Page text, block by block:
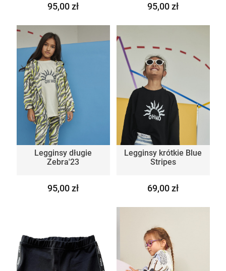
95,00 zł 95,00 zł
Legginsy długie
Zebra'23
95,00 zł
Legginsy krótkie Blue
Stripes
69,00 zł